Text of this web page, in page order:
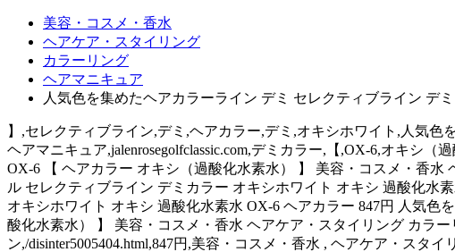
美容・コスメ・香水
ヘアケア・スタイリング
カラーリング
ヘアマニキュア
人気色を集めたヘアカラーライン デミ セレクティブライン デ
】,セレクティブライン,デミ,ヘアカラー,デミ,オキシホワイト,人気色
ヘアマニキュア,jalenrosegolfclassic.com,デミカラー,【,OX-6,オキシ
OX-6 【 ヘアカラー オキシ（過酸化水素水） 】 美容・コスメ・香
ル セレクティブライン デミカラー オキシホワイト オキシ 過酸化水
オキシホワイト オキシ 過酸化水素水 OX-6 ヘアカラー 847円 人気
酸化水素水） 】 美容・コスメ・香水 ヘアケア・スタイリング カラ
ン,/disinter5005404.html,847円,美容・コスメ・香水 , ヘアケア・スタ